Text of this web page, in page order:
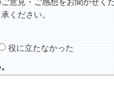
ください。
役に立たなかった